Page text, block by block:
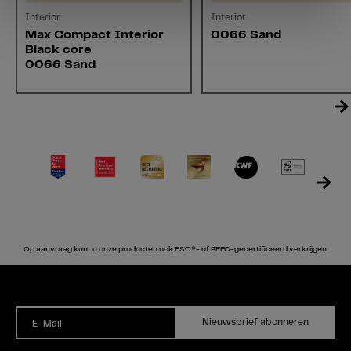
Interior
Max Compact Interior
Black core
0066 Sand
Interior
0066 Sand
Op aanvraag kunt u onze producten ook FSC®- of PEFC-gecertificeerd verkrijgen.
E-Mail Nieuwsbrief abonneren